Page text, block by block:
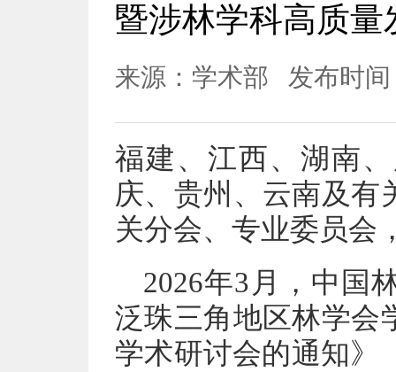
暨涉林学科高质
来源：学术部 发布时间
福建、江西、湖南
庆、贵州、云南及有
关分会、专业委员会
2026年3月，中国
泛珠三角地区林学会
学术研讨会的通知》